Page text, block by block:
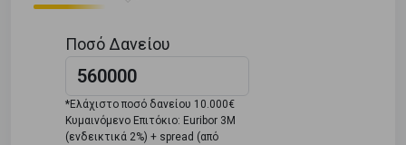
Ποσό Δανείου
*Ελάχιστο ποσό δανείου 10.000€
Κυμαινόμενο Επιτόκιο: Euribor 3M
(ενδεικτικά 2%) + spread (από